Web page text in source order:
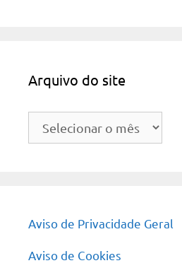
Arquivo do site
Arquivo
Aviso de Privacidade Geral
Aviso de Cookies